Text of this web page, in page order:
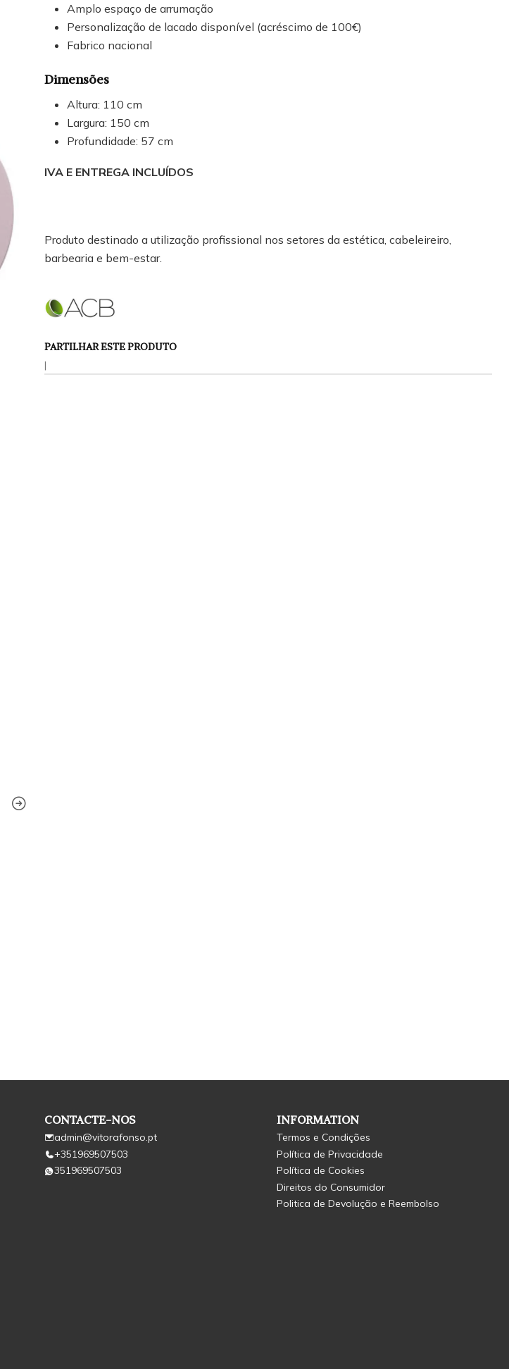
Amplo espaço de arrumação
Personalização de lacado disponível (acréscimo de 100€)
Fabrico nacional
Dimensões
Altura: 110 cm
Largura: 150 cm
Profundidade: 57 cm
IVA E ENTREGA INCLUÍDOS
Produto destinado a utilização profissional nos setores da estética, cabeleireiro,
barbearia e bem-estar.
PARTILHAR ESTE PRODUTO
|
CONTACTE-NOS
admin@vitorafonso.pt
+351969507503
351969507503
INFORMATION
Termos e Condições
Política de Privacidade
Política de Cookies
Direitos do Consumidor
Politica de Devolução e Reembolso